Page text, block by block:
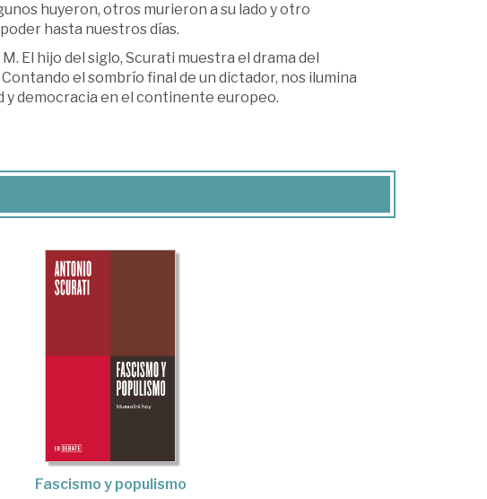
huyeron, otros murieron a su lado y otro
hasta nuestros días.
El hijo del siglo, Scurati muestra el drama del
el sombrío final de un dictador, nos ilumina
democracia en el continente europeo.
Fascismo y populismo